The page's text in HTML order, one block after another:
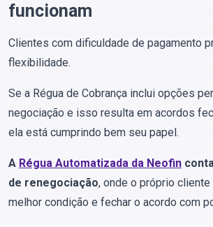
funcionam
Clientes com dificuldade de pagamento
flexibilidade.
Se a Régua de Cobrança inclui opções
negociação e isso resulta em acordos
ela está cumprindo bem seu papel.
A Régua Automatizada da Neofin
de renegociação, onde o próprio
melhor condição e fechar o acordo com